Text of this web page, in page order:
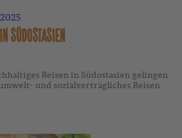
SÜDOSTASIEN
Reisen in Südostasien gelingen
und sozialverträgliches Reisen